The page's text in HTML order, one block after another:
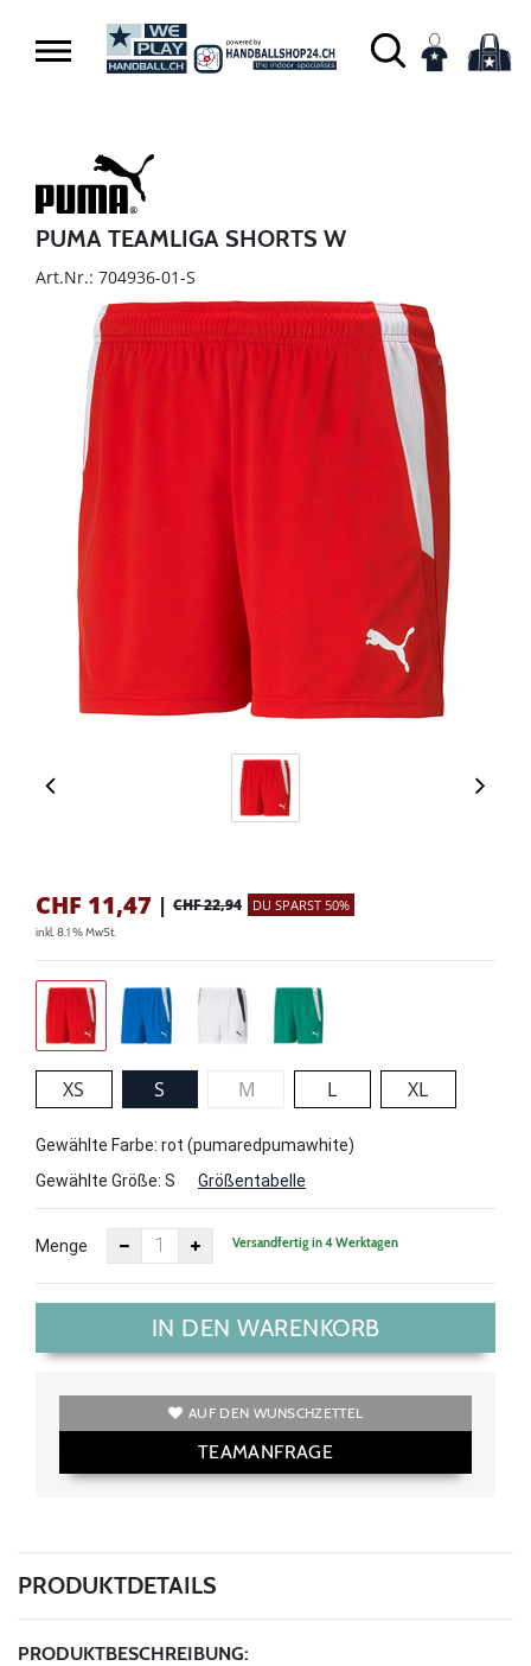
PUMA TEAMLIGA SHORTS W
Art.Nr.: 704936-01-S
CHF 11,47 | CHF 22,94 DU SPARST 50%
inkl. 8.1 % MwSt.
XS S M L XL
Gewählte Farbe: rot (pumaredpumawhite)
Gewählte Größe: S Größentabelle
Menge Versandfertig in 4 Werktagen
IN DEN WARENKORB
AUF DEN WUNSCHZETTEL
TEAMANFRAGE
PRODUKTDETAILS
PRODUKTBESCHREIBUNG: